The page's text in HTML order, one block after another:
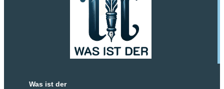
Was ist der